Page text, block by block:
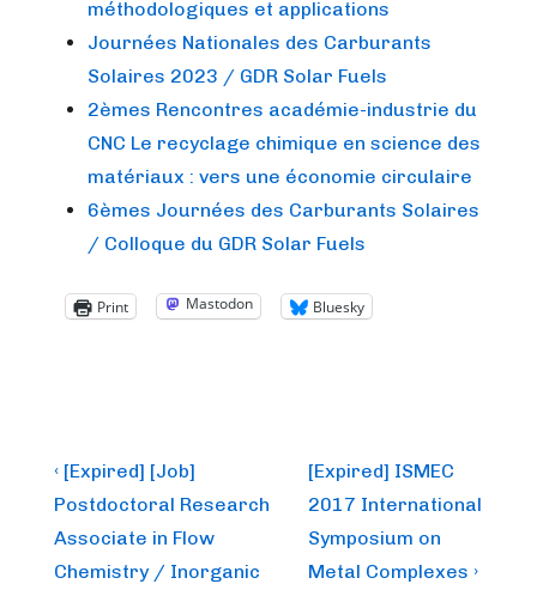
méthodologiques et applications
Journées Nationales des Carburants
Solaires 2023 / GDR Solar Fuels
2èmes Rencontres académie-industrie du
CNC Le recyclage chimique en science des
matériaux : vers une économie circulaire
6èmes Journées des Carburants Solaires
/ Colloque du GDR Solar Fuels
Print Mastodon Bluesky
Post
navigation
Previous
Post
is
‹ [Expired] [Job]
Postdoctoral Research
Associate in Flow
Chemistry / Inorganic
Next
Post
is
[Expired] ISMEC
2017 International
Symposium on
Metal Complexes ›